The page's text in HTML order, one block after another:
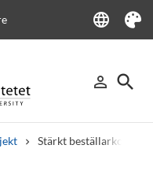
language
Language
Tema
person_outline
Logga in
search
Sök
Stärkt